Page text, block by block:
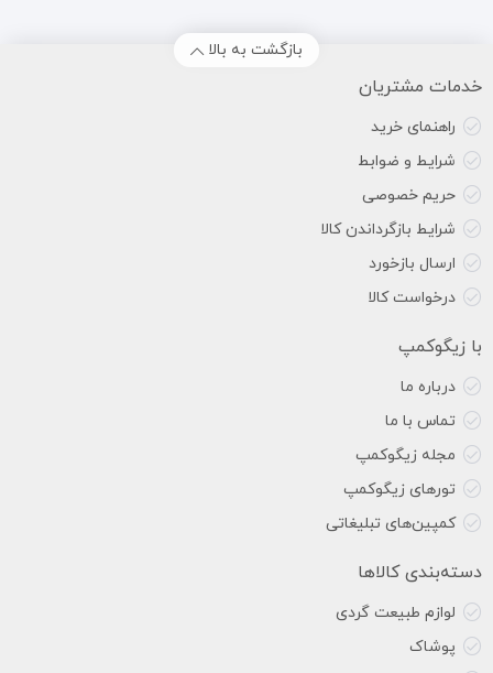
بازگشت به بالا
خدمات مشتریان
راهنمای خرید
شرایط و ضوابط
حریم خصوصی
شرایط بازگرداندن کالا
ارسال بازخورد
درخواست کالا
با زیگوکمپ
درباره ما
تماس با ما
مجله زیگوکمپ
تورهای زیگوکمپ
کمپین‌های تبلیغاتی
دسته‌بندی کالاها
لوازم طبیعت گردی
پوشاک